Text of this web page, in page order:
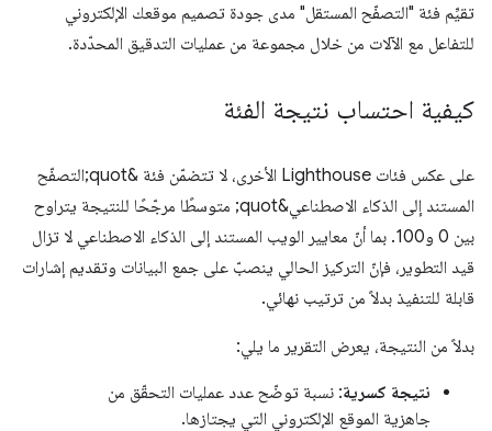
تقيِّم فئة "التصفّح المستقل" مدى جودة تصميم موقعك الإلكتروني
للتفاعل مع الآلات من خلال مجموعة من عمليات التدقيق المحدّدة.
كيفية احتساب نتيجة الفئة
على عكس فئات Lighthouse الأخرى، لا تتضمّن فئة &quot;التصفّح
المستند إلى الذكاء الاصطناعي&quot; متوسطًا مرجّحًا للنتيجة يتراوح
بين 0 و100. بما أنّ معايير الويب المستند إلى الذكاء الاصطناعي لا تزال
قيد التطوير، فإنّ التركيز الحالي ينصبّ على جمع البيانات وتقديم إشارات
قابلة للتنفيذ بدلاً من ترتيب نهائي.
بدلاً من النتيجة، يعرض التقرير ما يلي:
نتيجة كسرية: نسبة توضّح عدد عمليات التحقّق من
جاهزية الموقع الإلكتروني التي يجتازها.